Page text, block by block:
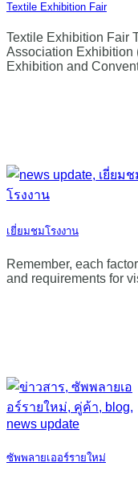
Textile Exhibition Fair
Textile Exhibition Fair
Association Exhibition
Exhibition and
เยี่ยมชมโรงงาน
Remember, each
and requirements for
ซัพพลายเออร์รายใหม่